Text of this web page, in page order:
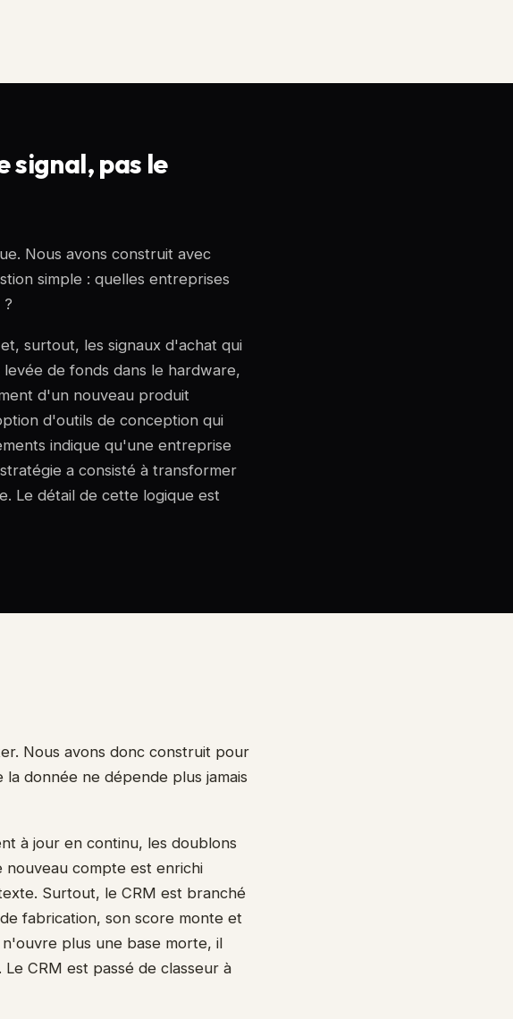
pas le
Nous avons construit avec
simple : quelles entreprises
surtout, les signaux d'achat qui
de fonds dans le hardware,
d'un nouveau produit
d'outils de conception qui
indique qu'une entreprise
a consisté à transformer
Le détail de cette logique est
Nous avons donc construit pour
donnée ne dépende plus jamais
à jour en continu, les doublons
nouveau compte est enrichi
Surtout, le CRM est branché
fabrication, son score monte et
plus une base morte, il
CRM est passé de classeur à